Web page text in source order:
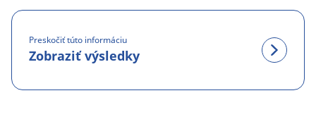
Preskočiť túto informáciu
Zobraziť výsledky